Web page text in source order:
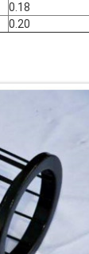
0.18
0.20